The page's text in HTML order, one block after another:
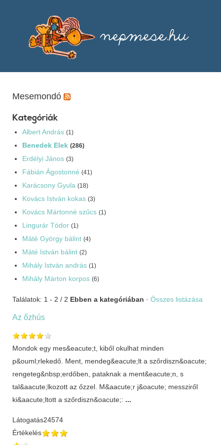
Mesemondó
Kategóriák
Albert András (1)
Benedek Elek (286)
Erdélyi János (3)
Fábián Ágostonné (41)
Karácsony Gyula (18)
Kovács István kokas (3)
Kovács Mártonné szűcs (1)
Lingurár Tódor (1)
Máté György bálint (4)
Máté István bálint (2)
Mihály István andrás (1)
Mihály Márton korpos (6)
Találatok: 1 - 2 / 2 Ebben a kategóriában · Összes listázása
Az őzhús
Mondok egy mes&eacute;t, kiből okulhat minden
p&ouml;rlekedő. Ment, mendeg&eacute;lt a szőrdiszn&oacute;
rengeteg&nbsp;erdőben, pataknak a ment&eacute;n, s
tal&aacute;lkozott az őzzel. M&aacute;r j&oacute; messziről
ki&aacute;ltott a szőrdiszn&oacute;: ...
Látogatás24574
Értékelés